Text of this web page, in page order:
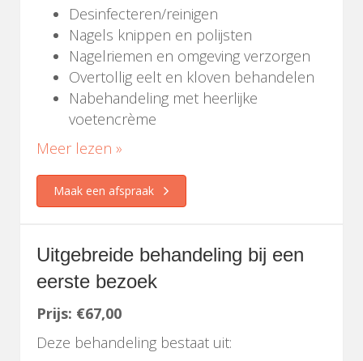
Desinfecteren/reinigen
Nagels knippen en polijsten
Nagelriemen en omgeving verzorgen
Overtollig eelt en kloven behandelen
Nabehandeling met heerlijke
voetencrème
Meer lezen »
Maak een afspraak
Uitgebreide behandeling bij een
eerste bezoek
Prijs: €67,00
Deze behandeling bestaat uit: